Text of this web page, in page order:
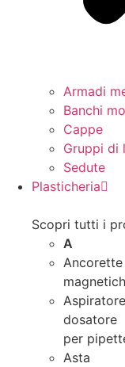
Armadi
Banchi
Cappe
Gruppi di
Sedute
Plasticheria
Scopri tutti i
A
Ancorette
Aspiratore
dosatore
per
Asta